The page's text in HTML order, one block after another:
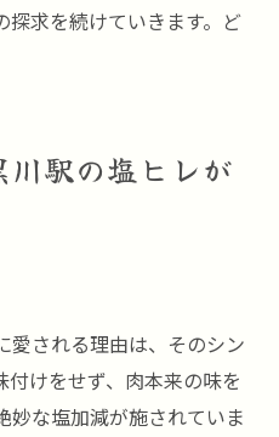
探求を続けていきます。ど
駅の塩ヒレが
愛される理由は、そのシン
けをせず、肉本来の味を
妙な塩加減が施されていま